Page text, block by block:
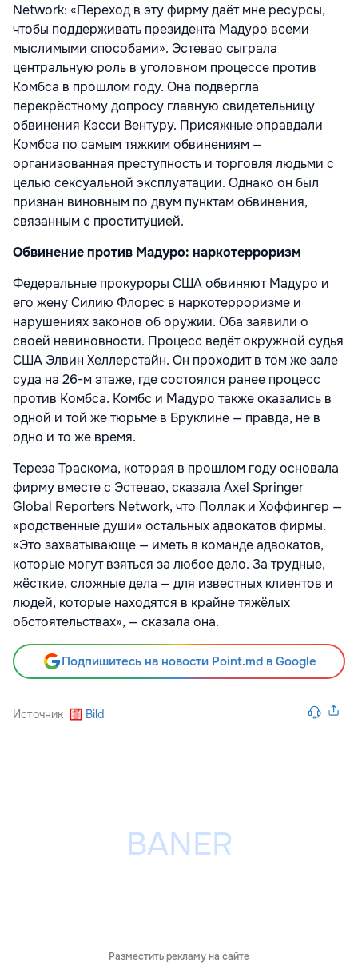
Network: «Переход в эту фирму даёт мне ресурсы,
чтобы поддерживать президента Мадуро всеми
мыслимыми способами». Эстевао сыграла
центральную роль в уголовном процессе против
Комбса в прошлом году. Она подвергла
перекрёстному допросу главную свидетельницу
обвинения Кэсси Вентуру. Присяжные оправдали
Комбса по самым тяжким обвинениям —
организованная преступность и торговля людьми с
целью сексуальной эксплуатации. Однако он был
признан виновным по двум пунктам обвинения,
связанным с проституцией.
Обвинение против Мадуро: наркотерроризм
Федеральные прокуроры США обвиняют Мадуро и
его жену Силию Флорес в наркотерроризме и
нарушениях законов об оружии. Оба заявили о
своей невиновности. Процесс ведёт окружной судья
США Элвин Хеллерстайн. Он проходит в том же зале
суда на 26-м этаже, где состоялся ранее процесс
против Комбса. Комбс и Мадуро также оказались в
одной и той же тюрьме в Бруклине — правда, не в
одно и то же время.
Тереза Траскома, которая в прошлом году основала
фирму вместе с Эстевао, сказала Axel Springer
Global Reporters Network, что Поллак и Хоффингер —
«родственные души» остальных адвокатов фирмы.
«Это захватывающе — иметь в команде адвокатов,
которые могут взяться за любое дело. За трудные,
жёсткие, сложные дела — для известных клиентов и
людей, которые находятся в крайне тяжёлых
обстоятельствах», — сказала она.
Подпишитесь на новости Point.md в Google
Источник Bild
Разместить рекламу на сайте